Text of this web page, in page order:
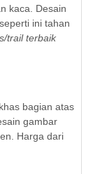
kaca. Desain
ini tahan
trail terbaik
bagian atas
gambar
Harga dari